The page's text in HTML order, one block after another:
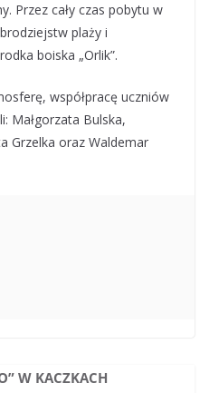
Przez cały czas pobytu w
plaży i
boiska „Orlik”.
współpracę uczniów
Małgorzata Bulska,
Grzelka oraz Waldemar
W KACZKACH